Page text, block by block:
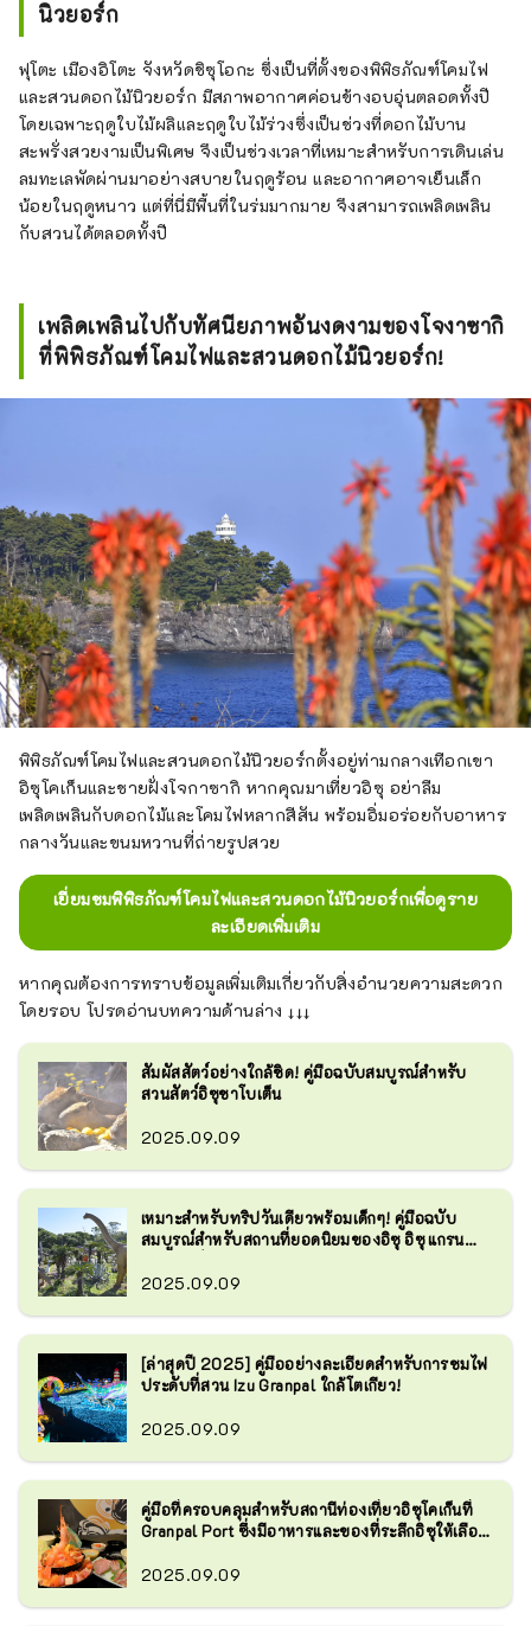
นิวยอร์ก
ฟุโตะ เมืองอิโตะ จังหวัดชิซุโอกะ ซึ่งเป็นที่ตั้งของพิพิธภัณฑ์โคมไฟ
และสวนดอกไม้นิวยอร์ก มีสภาพอากาศค่อนข้างอบอุ่นตลอดทั้งปี
โดยเฉพาะฤดูใบไม้ผลิและฤดูใบไม้ร่วงซึ่งเป็นช่วงที่ดอกไม้บาน
สะพรั่งสวยงามเป็นพิเศษ จึงเป็นช่วงเวลาที่เหมาะสำหรับการเดินเล่น
ลมทะเลพัดผ่านมาอย่างสบายในฤดูร้อน และอากาศอาจเย็นเล็ก
น้อยในฤดูหนาว แต่ที่นี่มีพื้นที่ในร่มมากมาย จึงสามารถเพลิดเพลิน
กับสวนได้ตลอดทั้งปี
เพลิดเพลินไปกับทัศนียภาพอันงดงามของโจงาซากิ
ที่พิพิธภัณฑ์โคมไฟและสวนดอกไม้นิวยอร์ก!
พิพิธภัณฑ์โคมไฟและสวนดอกไม้นิวยอร์กตั้งอยู่ท่ามกลางเทือกเขา
อิซุโคเก็นและชายฝั่งโจกาซากิ หากคุณมาเที่ยวอิซุ อย่าลืม
เพลิดเพลินกับดอกไม้และโคมไฟหลากสีสัน พร้อมอิ่มอร่อยกับอาหาร
กลางวันและขนมหวานที่ถ่ายรูปสวย
เยี่ยมชมพิพิธภัณฑ์โคมไฟและสวนดอกไม้นิวยอร์กเพื่อดูราย
ละเอียดเพิ่มเติม
หากคุณต้องการทราบข้อมูลเพิ่มเติมเกี่ยวกับสิ่งอำนวยความสะดวก
โดยรอบ โปรดอ่านบทความด้านล่าง ↓↓↓
สัมผัสสัตว์อย่างใกล้ชิด! คู่มือฉบับสมบูรณ์สำหรับ
สวนสัตว์อิซุชาโบเต็น
2025.09.09
เหมาะสำหรับทริปวันเดียวพร้อมเด็กๆ! คู่มือฉบับ
สมบูรณ์สำหรับสถานที่ยอดนิยมของอิซุ อิซุ แกรน
2025.09.09
[ล่าสุดปี 2025] คู่มืออย่างละเอียดสำหรับการชมไฟ
ประดับที่สวน Izu Granpal ใกล้โตเกียว!
2025.09.09
คู่มือที่ครอบคลุมสำหรับสถานีท่องเที่ยวอิซุโคเก็นที่
Granpal Port ซึ่งมีอาหารและของที่ระลึกอิซุให้เลือก
2025.09.09